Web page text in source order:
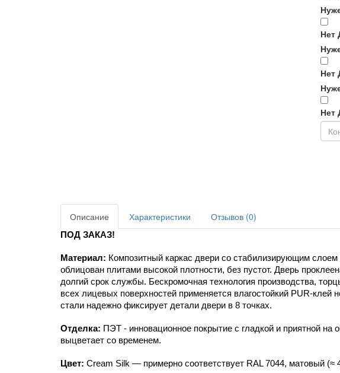
Нет
Нет
Нет
Описание Характеристики Отзывов (0)
ПОД ЗАКАЗ!
Материал: Композитный каркас двери со стабилизирующим слоем
облицован плитами высокой плотности, без пустот. Дверь
долгий срок службы. Бескромочная технология производства,
всех лицевых поверхностей применяется влагостойкий PUR-клей
стали надежно фиксирует детали двери в 8 точках.
Отделка: ПЭТ - инновационное покрытие c гладкой и приятной
выцветает со временем.
Цвет: Cream Silk — примерно соответствует RAL 7044, матовый (≈